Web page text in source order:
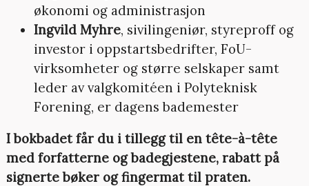
økonomi og administrasjon
Ingvild Myhre, sivilingeniør, styreproff og
investor i oppstartsbedrifter, FoU-
virksomheter og større selskaper samt
leder av valgkomitéen i Polyteknisk
Forening, er dagens bademester
I bokbadet får du i tillegg til en tête-à-tête
med forfatterne og badegjestene, rabatt på
signerte bøker og fingermat til praten.